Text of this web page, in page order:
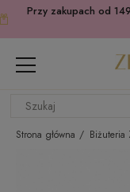
Przy zakupach od
Strona główna Biżuteria